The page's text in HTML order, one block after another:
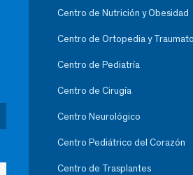
Centro de Nutrición y Obesidad
Centro de Ortopedia y
Centro de Pediatría
Centro de Cirugía
Centro Neurológico
Centro Pediátrico del Corazón
Centro de Trasplantes